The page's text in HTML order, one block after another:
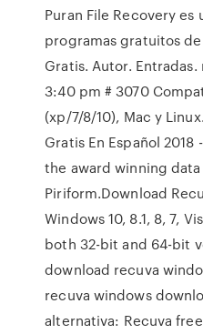
Puran File Recovery es
programas gratuitos
Gratis. Autor. Entradas.
3:40 pm # 3070
(xp/7/8/10), Mac y
Gratis En Español
the award winning
Piriform.Download
Windows 10, 8.1, 8, 7,
both 32-bit and 64-bit
download recuva
recuva windows
alternativa: Recuva